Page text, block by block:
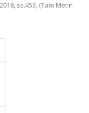
ss.453, (Tam Metin